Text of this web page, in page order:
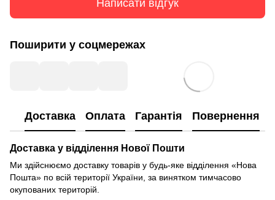
Написати відгук
Поширити у соцмережах
Доставка Оплата Гарантія Повернення
Доставка у відділення Нової Пошти
Ми здійснюємо доставку товарів у будь-яке відділення «Нова
Пошта» по всій території України, за винятком тимчасово
окупованих територій.